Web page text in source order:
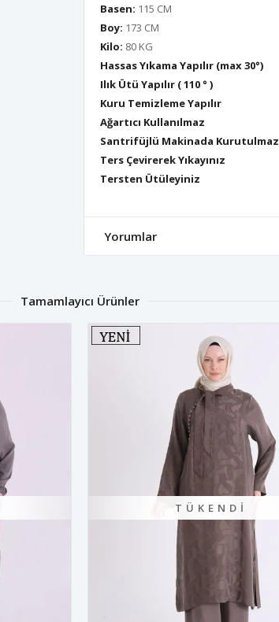
Basen: 115 CM
Boy: 173 CM
Kilo: 80 KG
Hassas Yıkama Yapılır (max 30°)
Ilık Ütü Yapılır ( 110 ° )
Kuru Temizleme Yapılır
Ağartıcı Kullanılmaz
Santrifüjlü Makinada Kurutulmaz
Ters Çevirerek Yıkayınız
Tersten Ütüleyiniz
Yorumlar
Tamamlayıcı Ürünler
TÜKENDI